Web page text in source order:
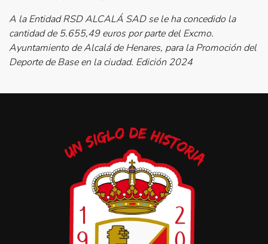
A la Entidad RSD ALCALÁ SAD se le ha concedido la
cantidad de 5.655,49 euros por parte del Excmo.
Ayuntamiento de Alcalá de Henares, para la Promoción del
Deporte de Base en la ciudad. Edición 2024